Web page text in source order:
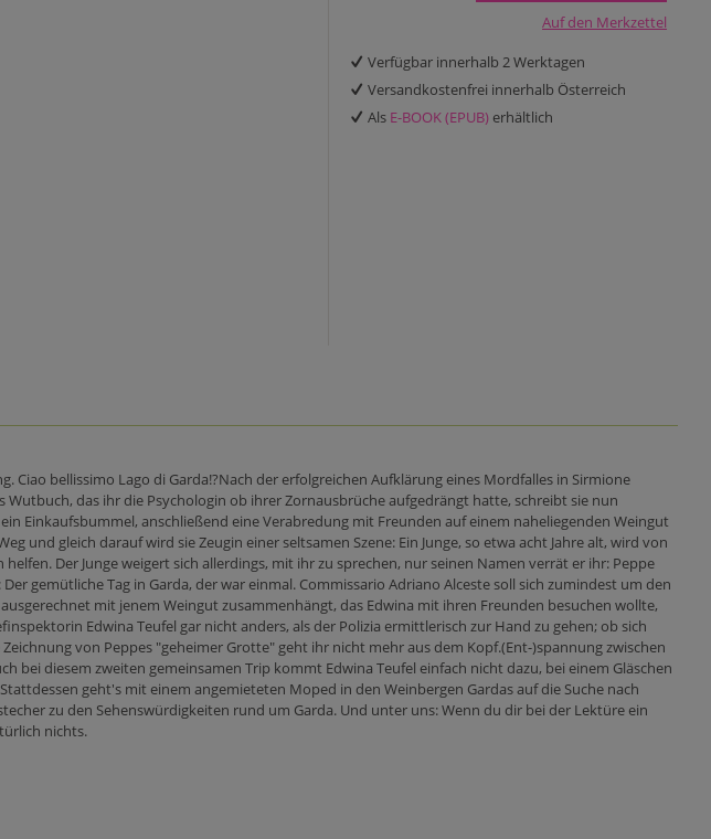
Auf den Merkzettel
Verfügbar innerhalb 2 Werktagen
Versandkostenfrei innerhalb Österreich
Als E-BOOK (EPUB) erhältlich
Ciao bellissimo Lago di Garda!?Nach der erfolgreichen Aufklärung eines Mordfalles in Sirmione
das ihr die Psychologin ob ihrer Zornausbrüche aufgedrängt hatte, schreibt sie nun
Einkaufsbummel, anschließend eine Verabredung mit Freunden auf einem naheliegenden Weingut
und gleich darauf wird sie Zeugin einer seltsamen Szene: Ein Junge, so etwa acht Jahre alt, wird von
Der Junge weigert sich allerdings, mit ihr zu sprechen, nur seinen Namen verrät er ihr: Peppe
gemütliche Tag in Garda, der war einmal. Commissario Adriano Alceste soll sich zumindest um den
mit jenem Weingut zusammenhängt, das Edwina mit ihren Freunden besuchen wollte,
Edwina Teufel gar nicht anders, als der Polizia ermittlerisch zur Hand zu gehen; ob sich
von Peppes "geheimer Grotte" geht ihr nicht mehr aus dem Kopf.(Ent-)spannung zwischen
bei diesem zweiten gemeinsamen Trip kommt Edwina Teufel einfach nicht dazu, bei einem Gläschen
geht's mit einem angemieteten Moped in den Weinbergen Gardas auf die Suche nach
zu den Sehenswürdigkeiten rund um Garda. Und unter uns: Wenn du dir bei der Lektüre ein
nichts.